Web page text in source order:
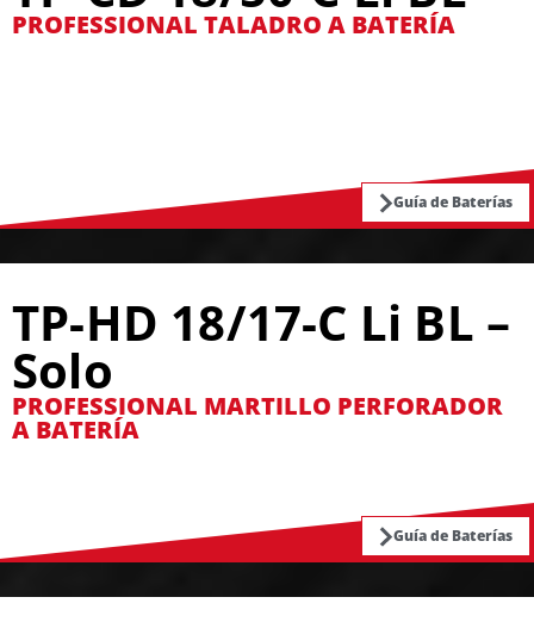
PROFESSIONAL TALADRO A BATERÍA
Guía de Baterías
TP-HD 18/17-C Li BL –
Solo
PROFESSIONAL MARTILLO PERFORADOR
A BATERÍA
Guía de Baterías